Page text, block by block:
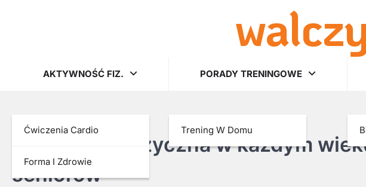
AKTYWNOŚĆ FIZ.
Ćwiczenia Cardio
Forma I Zdrowie
PORADY TRENINGOWE
Trening W Domu
AKTYWNOŚĆ FIZ.
Aktywność fizyczna w każdym
seniorów